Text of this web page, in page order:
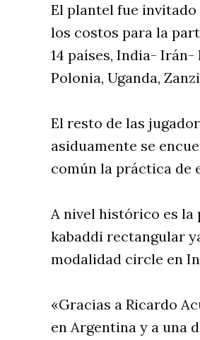
El plantel fue
los costos para la
14 países, India- Irán-
Polonia, Uganda,
El resto de las
asiduamente se
común la práctica de
A nivel histórico es la
kabaddi rectangular
modalidad circle en
«Gracias a Ricardo
en Argentina y a una